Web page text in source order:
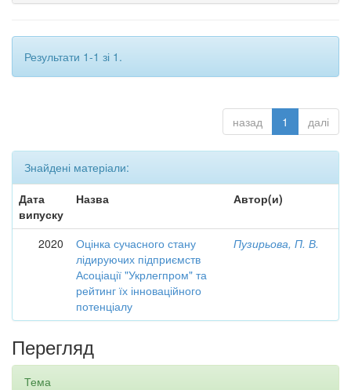
Результати 1-1 зі 1.
назад 1 далі
Знайдені матеріали:
Дата
випуску
Назва Автор(и)
2020
Оцінка сучасного стану
лідируючих підприємств
Асоціації "Укрлегпром" та
рейтинг їх інноваційного
потенціалу
Пузирьова, П. В.
Перегляд
Тема